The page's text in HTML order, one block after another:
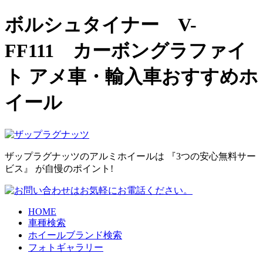
ボルシュタイナー V-
FF111 カーボングラファイ
ト アメ車・輸入車おすすめホ
イール
ザップラグナッツのアルミホイールは
『3つの安心無料サー
ビス』 が自慢のポイント!
HOME
車種検索
ホイールブランド検索
フォトギャラリー